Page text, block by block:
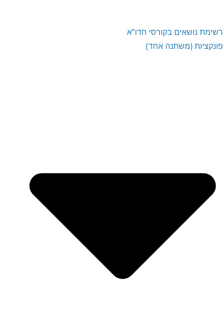
רשימת נושאים בקורסי חדו”א
פונקציות (משתנה אחד)